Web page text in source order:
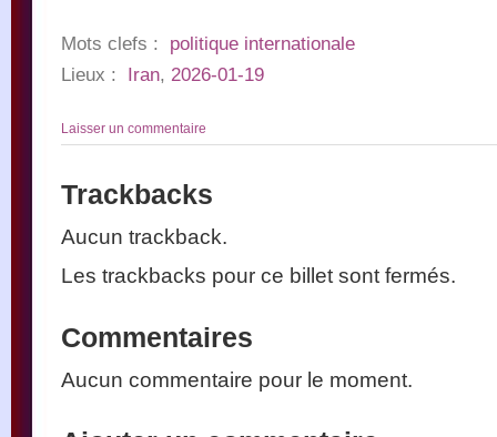
Mots clefs : politique internationale
Lieux : Iran, 2026-01-19
Laisser un commentaire
Trackbacks
Aucun trackback.
Les trackbacks pour ce billet sont fermés.
Commentaires
Aucun commentaire pour le moment.